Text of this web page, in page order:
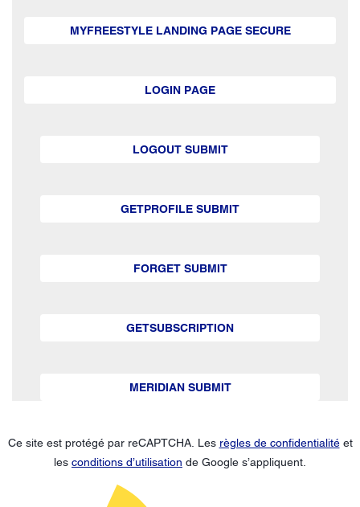
MYFREESTYLE LANDING PAGE SECURE
LOGIN PAGE
LOGOUT SUBMIT
GETPROFILE SUBMIT
FORGET SUBMIT
GETSUBSCRIPTION
MERIDIAN SUBMIT
Ce site est protégé par reCAPTCHA. Les règles de confidentialitéet
les conditions d’utilisation de Google s’appliquent.